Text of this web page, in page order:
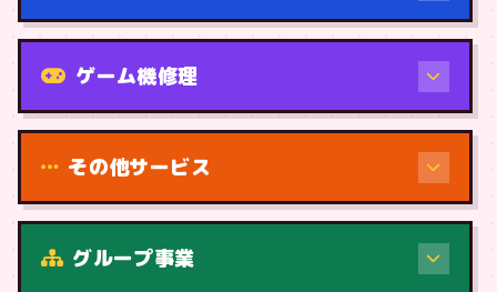
機種から
ゲーム機修理
その他サービス
グループ事業